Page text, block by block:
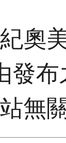
奧
發
無